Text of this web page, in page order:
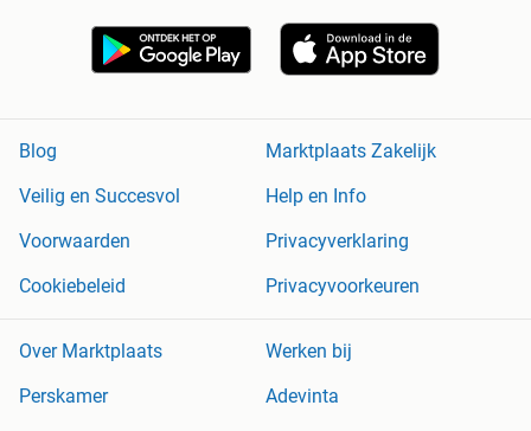
Blog
Marktplaats Zakelijk
Veilig en Succesvol
Help en Info
Voorwaarden
Privacyverklaring
Cookiebeleid
Privacyvoorkeuren
Over Marktplaats
Werken bij
Perskamer
Adevinta